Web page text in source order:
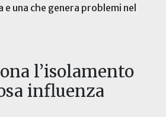
e una che genera problemi nel
l’isolamento
influenza